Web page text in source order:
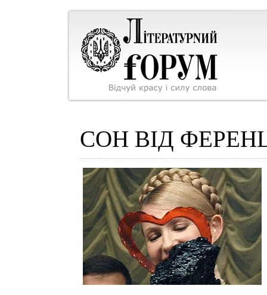
СОН ВІД